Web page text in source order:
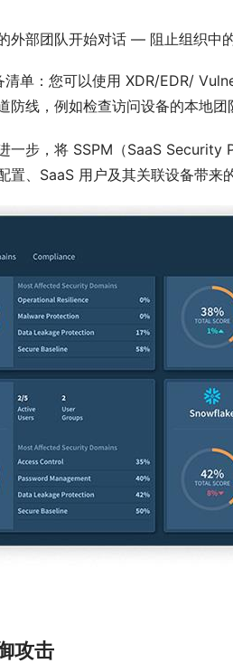
外部团队开始对话 — 阻止组织中
清单：您可以使用 XDR/EDR/
防线，例如检查访问设备的本地团
一步，将 SSPM（SaaS
置、SaaS 用户及其关联设备带来
攻击